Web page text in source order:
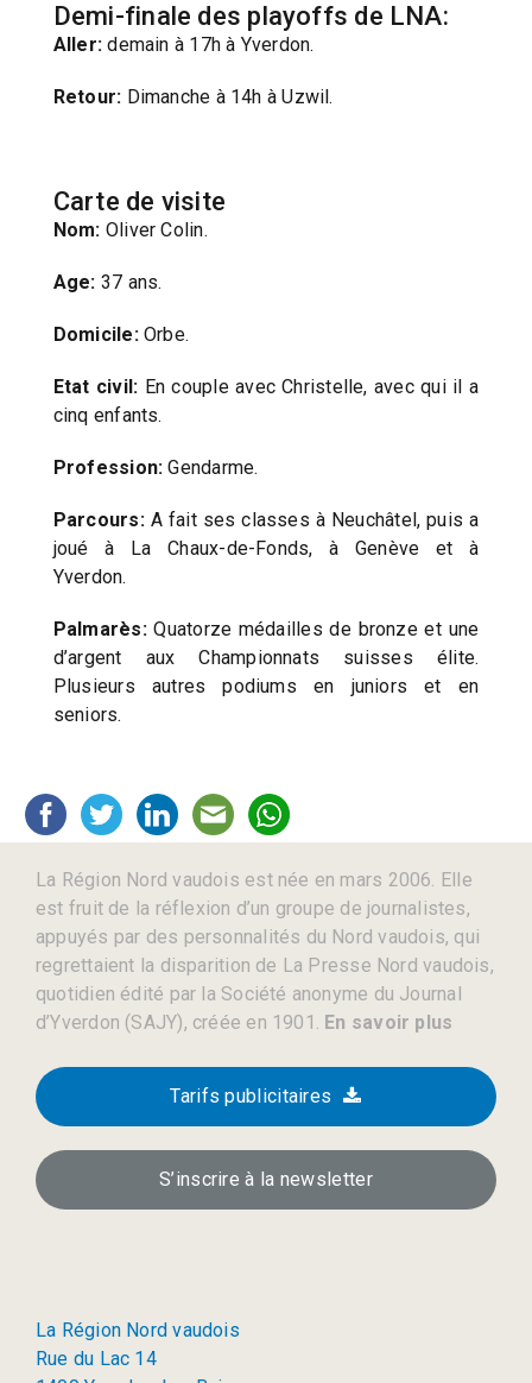
Demi-finale des playoffs de LNA:
Aller: demain à 17h à Yverdon.
Retour: Dimanche à 14h à Uzwil.
Carte de visite
Nom: Oliver Colin.
Age: 37 ans.
Domicile:Orbe.
Etat civil: En couple avec Christelle, avec qui il a
cinq enfants.
Profession: Gendarme.
Parcours:A fait ses classes à Neuchâtel, puis a
joué à La Chaux-de-Fonds, à Genève et à
Yverdon.
Palmarès:Quatorze médailles de bronze et une
d’argent aux Championnats suisses élite.
Plusieurs autres podiums en juniors et en
seniors.
La Région Nord vaudois est née en mars 2006. Elle
est fruit de la réflexion d’un groupe de journalistes,
appuyés par des personnalités du Nord vaudois, qui
regrettaient la disparition de La Presse Nord vaudois,
quotidien édité par la Société anonyme du Journal
d’Yverdon (SAJY), créée en 1901. En savoir plus
Tarifs publicitaires
S’inscrire à la newsletter
La Région Nord vaudois
Rue du Lac 14